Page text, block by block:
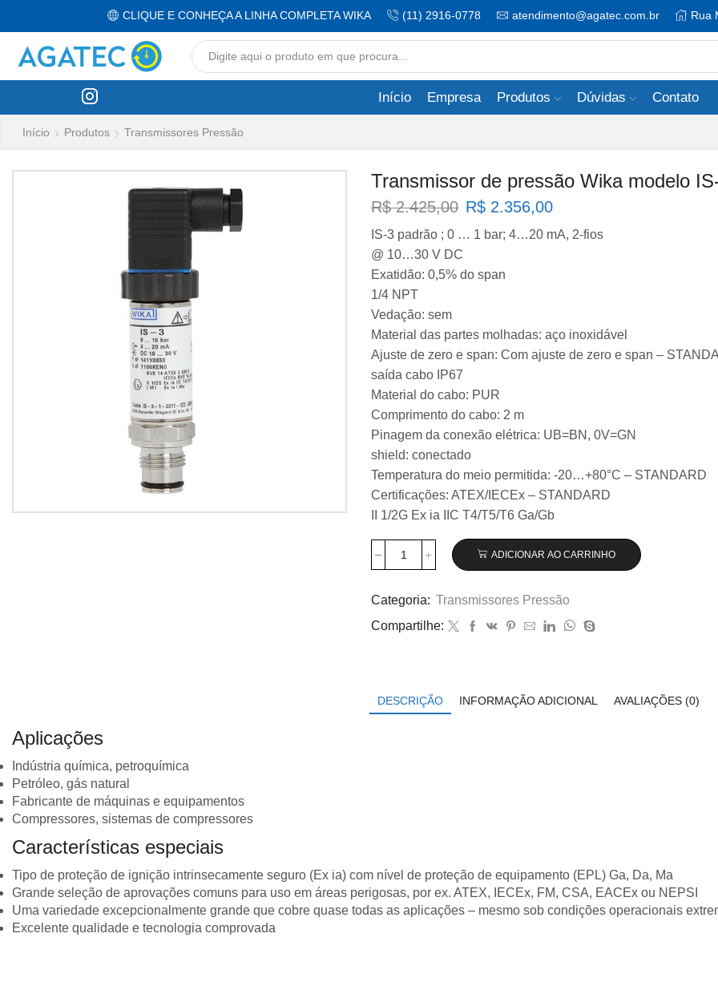
CLIQUE E CONHEÇA A LINHA COMPLETA WIKA (11) 2916-0778 atendimento@agatec.com.br Rua
input
Início Empresa Produtos Dúvidas Contato
Início Produtos Transmissores Pressão
Transmissor de pressão Wika modelo
R$2.425,00 O
original
R$ 2.425,00.
R$ 2.356,00O
atual
IS-3 padrão ; 0 … 1 bar; 4…20 mA, 2-fios
@ 10…30 V DC
Exatidão: 0,5% do span
1/4 NPT
Vedação: sem
Material das partes molhadas: aço inoxidável
Ajuste de zero e span: Com ajuste de zero e span –
saída cabo IP67
Material do cabo: PUR
Comprimento do cabo: 2 m
Pinagem da conexão elétrica: UB=BN, 0V=GN
shield: conectado
Temperatura do meio permitida: -20…+80°C – STANDARD
Certificações: ATEX/IECEx – STANDARD
II 1/2G Ex ia IIC T4/T5/T6 Ga/Gb
Transmissor
pressão
Wika
modelo
código
ADICIONAR AO CARRINHO
Categoria: Transmissores Pressão
Compartilhe:
DESCRIÇÃO INFORMAÇÃO ADICIONAL AVALIAÇÕES (0)
Aplicações
Indústria química, petroquímica
Petróleo, gás natural
Fabricante de máquinas e equipamentos
Compressores, sistemas de compressores
Características especiais
Tipo de proteção de ignição intrinsecamente seguro (Ex ia) com nível de proteção de equipamento (EPL) Ga, Da, Ma
Grande seleção de aprovações comuns para uso em áreas perigosas, por ex. ATEX, IECEx, FM, CSA, EACEx ou NEPSI
Uma variedade excepcionalmente grande que cobre quase todas as aplicações – mesmo sob condições operacionais
Excelente qualidade e tecnologia comprovada